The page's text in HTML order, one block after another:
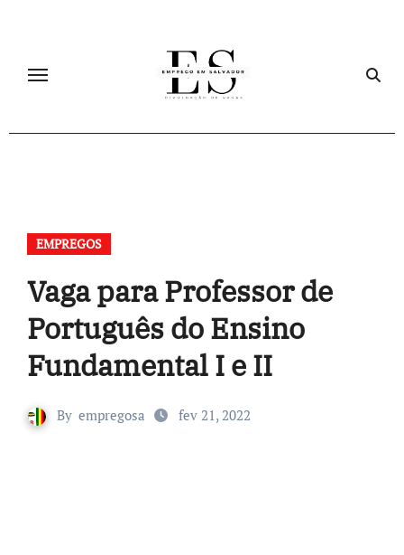
EMPREGOS
Vaga para Professor de
Português do Ensino
Fundamental I e II
By empregosa fev 21, 2022